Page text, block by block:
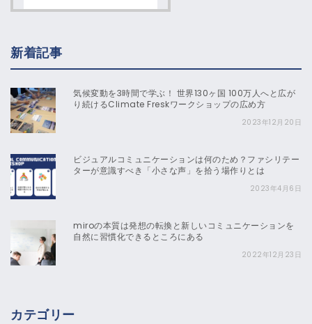
新着記事
気候変動を3時間で学ぶ！ 世界130ヶ国 100万人へと広が
り続けるClimate Freskワークショップの広め方
2023年12月20日
ビジュアルコミュニケーションは何のため？ファシリテー
ターが意識すべき「小さな声」を拾う場作りとは
2023年4月6日
miroの本質は発想の転換と新しいコミュニケーションを
自然に習慣化できるところにある
2022年12月23日
カテゴリー